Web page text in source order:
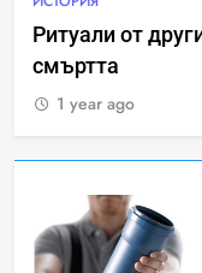
Ритуали от
смъртта
1 year ago